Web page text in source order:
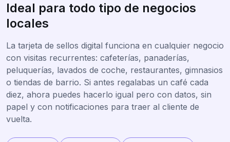
Ideal para todo tipo de negocios
locales
La tarjeta de sellos digital funciona en cualquier negocio
con visitas recurrentes: cafeterías, panaderías,
peluquerías, lavados de coche, restaurantes, gimnasios
o tiendas de barrio. Si antes regalabas un café cada
diez, ahora puedes hacerlo igual pero con datos, sin
papel y con notificaciones para traer al cliente de
vuelta.